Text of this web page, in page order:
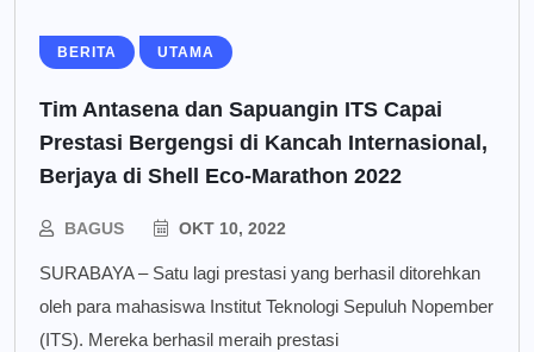
BERITA UTAMA
Tim Antasena dan Sapuangin ITS Capai
Prestasi Bergengsi di Kancah Internasional,
Berjaya di Shell Eco-Marathon 2022
BAGUS OKT 10, 2022
SURABAYA – Satu lagi prestasi yang berhasil ditorehkan
oleh para mahasiswa Institut Teknologi Sepuluh Nopember
(ITS). Mereka berhasil meraih prestasi